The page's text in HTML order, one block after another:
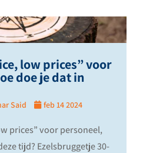
low prices” voor
doe je dat in
Said feb 14 2024
prices” voor personeel,
tijd? Ezelsbruggetje 30-